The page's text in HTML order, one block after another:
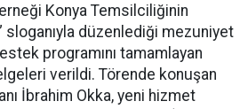
Konya Temsilciliğinin
sloganıyla düzenlediği mezuniyet
programını tamamlayan
verildi. Törende konuşan
İbrahim Okka, yeni hizmet